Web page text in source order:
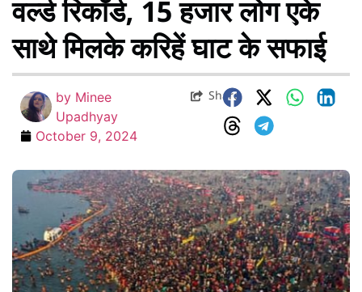
वर्ल्ड रिकॉर्ड, 15 हजार लोग एके
साथे मिलके करिहें घाट के सफाई
by Minee
Upadhyay
October 9, 2024
Share